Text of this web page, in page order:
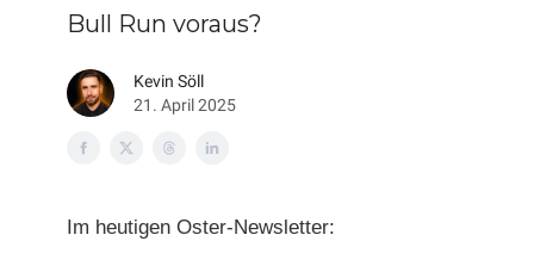
Bull Run voraus?
Kevin Söll
21. April 2025
Im heutigen Oster-Newsletter: